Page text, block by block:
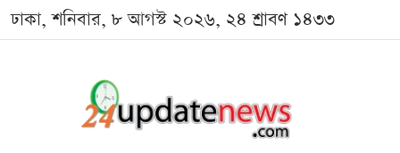
ঢাকা, শনিবার, ৮ আগস্ট ২০২৬, ২৪ শ্রাবণ ১৪৩৩